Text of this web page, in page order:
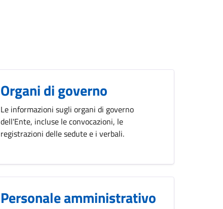
Organi di governo
Le informazioni sugli organi di governo
dell'Ente, incluse le convocazioni, le
registrazioni delle sedute e i verbali.
Personale amministrativo